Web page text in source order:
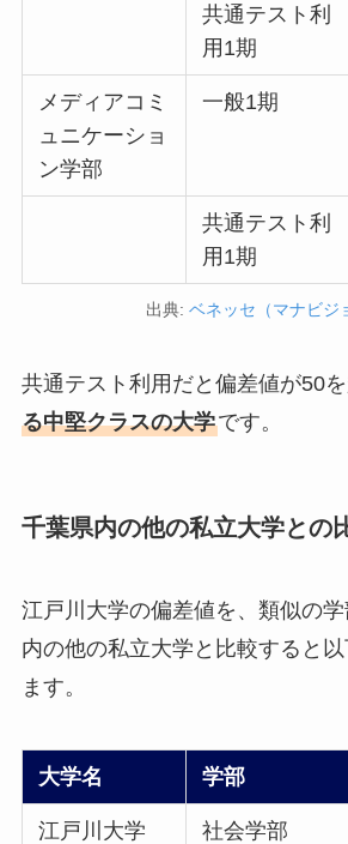
共通テスト利
用1期
メディアコミ
ュニケーショ
ン学部
一般1期
共通テスト利
用1期
出典: ベネッセ（マナビジ
共通テスト利用だと偏差値が50を
る中堅クラスの大学です。
千葉県内の他の私立大学との
江戸川大学の偏差値を、類似の
内の他の私立大学と比較すると
ます。
大学名 学部
江戸川大学 社会学部